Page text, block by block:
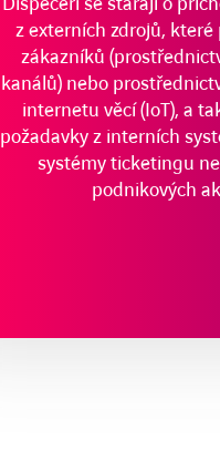
z externích zdrojů, které
zákazníků
kanálů) nebo
internetu věcí (IoT), a
požadavky z interních
systémy ticketingu
podnikových